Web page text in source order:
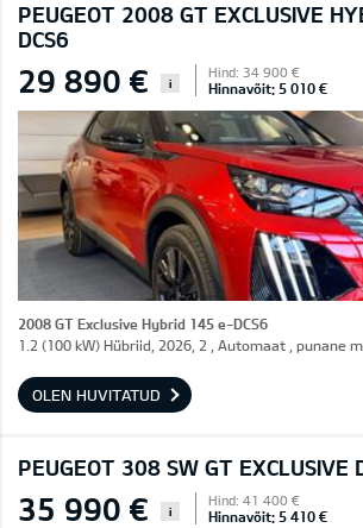
PEUGEOT 2008 GT EXCLUSIVE
DCS6
29 890 € i
Hind: 34 900 €
Hinnavõit: 5 010 €
2008 GT Exclusive Hybrid 145 e-DCS6
1.2 (100 kW) Hübriid, 2026, 2 , Automaat , punane
OLEN HUVITATUD
PEUGEOT 308 SW GT EXCLUSIVE
35 990 € i
Hind: 41 400 €
Hinnavõit: 5 410 €